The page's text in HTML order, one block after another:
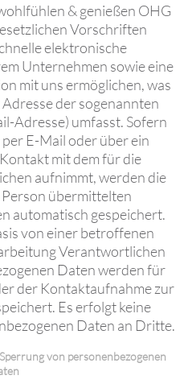
& genießen OHG
Vorschriften
elektronische
Unternehmen sowie eine
mit uns ermöglichen, was
der sogenannten
Adresse) umfasst. Sofern
E-Mail oder über ein
mit dem für die
aufnimmt, werden die
übermittelten
automatisch gespeichert.
von einer betroffenen
Verantwortlichen
Daten werden für
der Kontaktaufnahme zur
Es erfolgt keine
Daten an Dritte.
von personenbezogenen